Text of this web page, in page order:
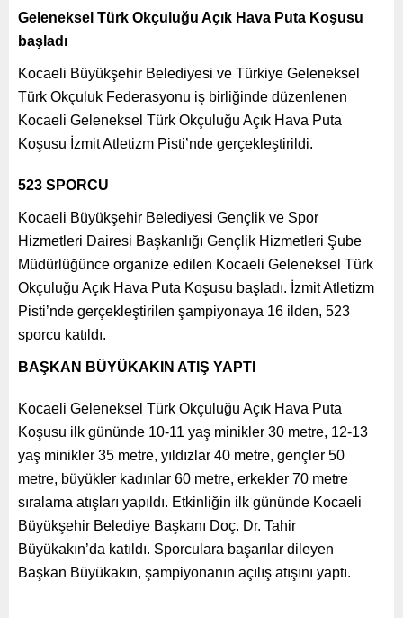
Geleneksel Türk Okçuluğu Açık Hava Puta Koşusu
başladı
Kocaeli Büyükşehir Belediyesi ve Türkiye Geleneksel
Türk Okçuluk Federasyonu iş birliğinde düzenlenen
Kocaeli Geleneksel Türk Okçuluğu Açık Hava Puta
Koşusu İzmit Atletizm Pisti’nde gerçekleştirildi.
523 SPORCU
Kocaeli Büyükşehir Belediyesi Gençlik ve Spor
Hizmetleri Dairesi Başkanlığı Gençlik Hizmetleri Şube
Müdürlüğünce organize edilen Kocaeli Geleneksel Türk
Okçuluğu Açık Hava Puta Koşusu başladı. İzmit Atletizm
Pisti’nde gerçekleştirilen şampiyonaya 16 ilden, 523
sporcu katıldı.
BAŞKAN BÜYÜKAKIN ATIŞ YAPTI
Kocaeli Geleneksel Türk Okçuluğu Açık Hava Puta
Koşusu ilk gününde 10-11 yaş minikler 30 metre, 12-13
yaş minikler 35 metre, yıldızlar 40 metre, gençler 50
metre, büyükler kadınlar 60 metre, erkekler 70 metre
sıralama atışları yapıldı. Etkinliğin ilk gününde Kocaeli
Büyükşehir Belediye Başkanı Doç. Dr. Tahir
Büyükakın’da katıldı. Sporculara başarılar dileyen
Başkan Büyükakın, şampiyonanın açılış atışını yaptı.